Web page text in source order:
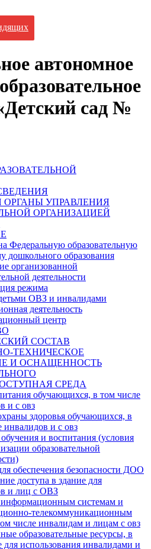
автономное
сад №
ОРГАНЫ УПРАВЛЕНИЯ
ОРГАНИЗАЦИЕЙ
Федеральную образовательную
дошкольного образования
организованной
деятельности
режима
ОВЗ и инвалидами
деятельность
центр
СОСТАВ
ТЕХНИЧЕСКОЕ
И ОСНАЩЕННОСТЬ
СРЕДА
обучающихся, в том числе
и с овз
здоровья обучающихся, в
инвалидов и с овз
и воспитания (условия
образовательной
обеспечения безопасности ДОО
доступа в здание для
и лиц с ОВЗ
системам и
телекоммуникационным
числе инвалидам и лицам с овз
образовательные ресурсы, в
для использования инвалидами и